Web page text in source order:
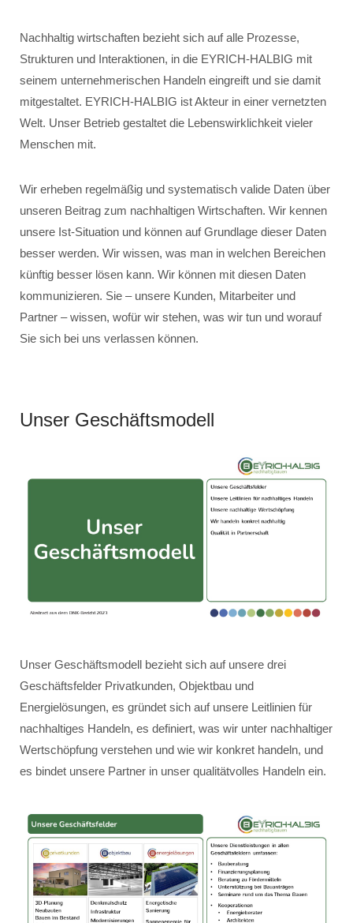
Nachhaltig wirtschaften bezieht sich auf alle Prozesse,
Strukturen und Interaktionen, in die EYRICH-HALBIG mit
seinem unternehmerischen Handeln eingreift und sie damit
mitgestaltet. EYRICH-HALBIG ist Akteur in einer vernetzten
Welt. Unser Betrieb gestaltet die Lebenswirklichkeit vieler
Menschen mit.
Wir erheben regelmäßig und systematisch valide Daten über
unseren Beitrag zum nachhaltigen Wirtschaften. Wir kennen
unsere Ist-Situation und können auf Grundlage dieser Daten
besser werden. Wir wissen, was man in welchen Bereichen
künftig besser lösen kann. Wir können mit diesen Daten
kommunizieren. Sie – unsere Kunden, Mitarbeiter und
Partner – wissen, wofür wir stehen, was wir tun und worauf
Sie sich bei uns verlassen können.
Unser Geschäftsmodell
Unser Geschäftsmodell bezieht sich auf unsere drei
Geschäftsfelder Privatkunden, Objektbau und
Energielösungen, es gründet sich auf unsere Leitlinien für
nachhaltiges Handeln, es definiert, was wir unter nachhaltiger
Wertschöpfung verstehen und wie wir konkret handeln, und
es bindet unsere Partner in unser qualitätvolles Handeln ein.